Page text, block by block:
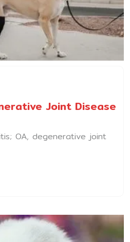
Joint Disease
OA, degenerative joint